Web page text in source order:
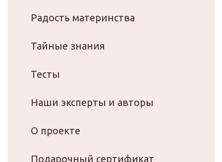
Радость материнства
Тайные знания
Тесты
Наши эксперты и авторы
О проекте
Подарочный сертификат